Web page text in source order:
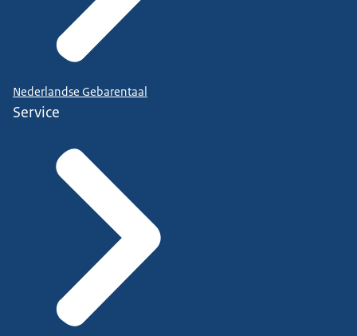
Nederlandse Gebarentaal
Service